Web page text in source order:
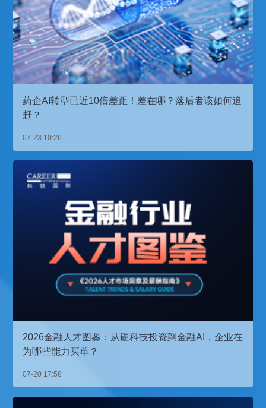
药企AI转型已近10倍差距！差在哪？落后者该如何追
赶？
07-23 10:26
2026金融人才图鉴：从硬科技投资到金融AI，企业在
为哪些能力买单？
07-20 17:58